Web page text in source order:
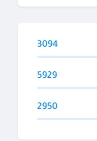
3094
5929
2950